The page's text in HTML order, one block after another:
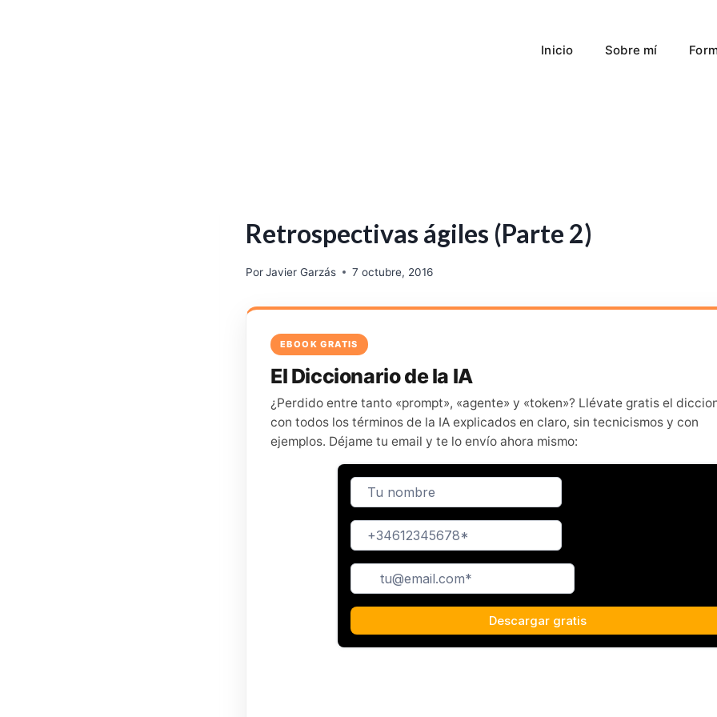
Inicio Sobre mí
Retrospectivas ágiles (Parte 2)
PorJavier Garzás 7 octubre, 2016
EBOOK GRATIS
El Diccionario de la IA
¿Perdido entre tanto «prompt», «agente» y «token»? Llévate gratis el
con todos los términos de la IA explicados en claro, sin tecnicismos y con
ejemplos. Déjame tu email y te lo envío ahora mismo: